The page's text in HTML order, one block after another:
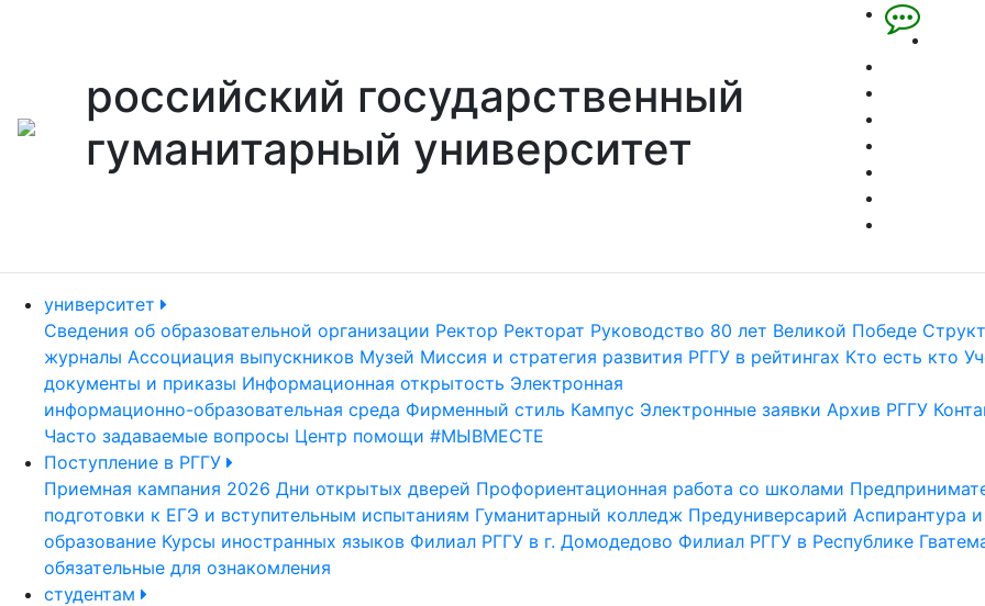
российский государственный
гуманитарный университет
университет
Сведения об образовательной организации Ректор Ректорат Руководство 80 лет Великой Победе
журналы Ассоциация выпускников Музей Миссия и стратегия развития РГГУ в рейтингах Кто есть кто
документы и приказы Информационная открытость Электронная
информационно-образовательная среда Фирменный стиль Кампус Электронные заявки Архив РГГУ
Часто задаваемые вопросы Центр помощи #МЫВМЕСТЕ
Поступление в РГГУ
Приемная кампания 2026 Дни открытых дверей Профориентационная работа со школами
подготовки к ЕГЭ и вступительным испытаниям Гуманитарный колледж Предуниверсарий Аспирантура
образование Курсы иностранных языков Филиал РГГУ в г. Домодедово Филиал РГГУ в Республике
обязательные для ознакомления
студентам